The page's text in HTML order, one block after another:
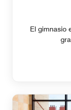
El gimnasio